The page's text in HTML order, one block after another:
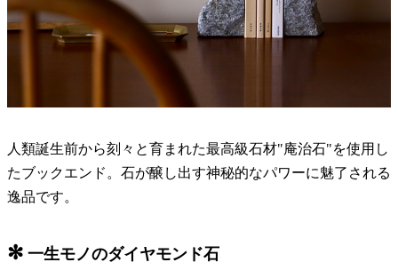
人類誕生前から刻々と育まれた最高級石材"庵治石"を使用し
たブックエンド。石が醸し出す神秘的なパワーに魅了される
逸品です。
✻ 一生モノのダイヤモンド石